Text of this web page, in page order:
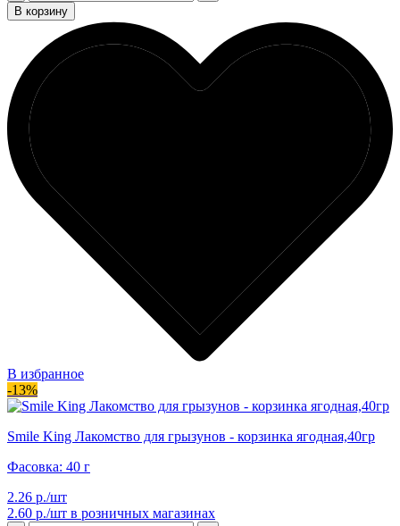
В корзину
В избранное
-13%
Smile King Лакомство для грызунов - корзинка ягодная,40гр
Фасовка: 40 г
2.26 р./шт
2.60 р./шт в розничных магазинах